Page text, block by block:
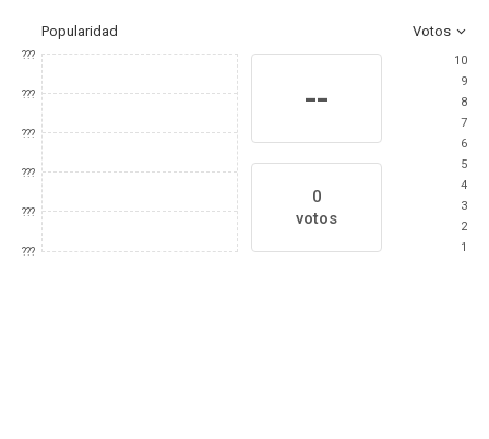
Popularidad Votos
???
???
???
???
???
???
--
0
votos
10
9
8
7
6
5
4
3
2
1